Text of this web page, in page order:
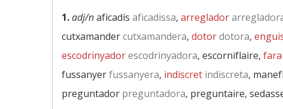
1.adj/naficadís aficadissa, arreglador
cutxamandercutxamandera, dotordotora,
escodrinyadorescodrinyadora, escorniflaire,
fussanyerfussanyera, indiscret indiscreta,
preguntador preguntadora, preguntaire,